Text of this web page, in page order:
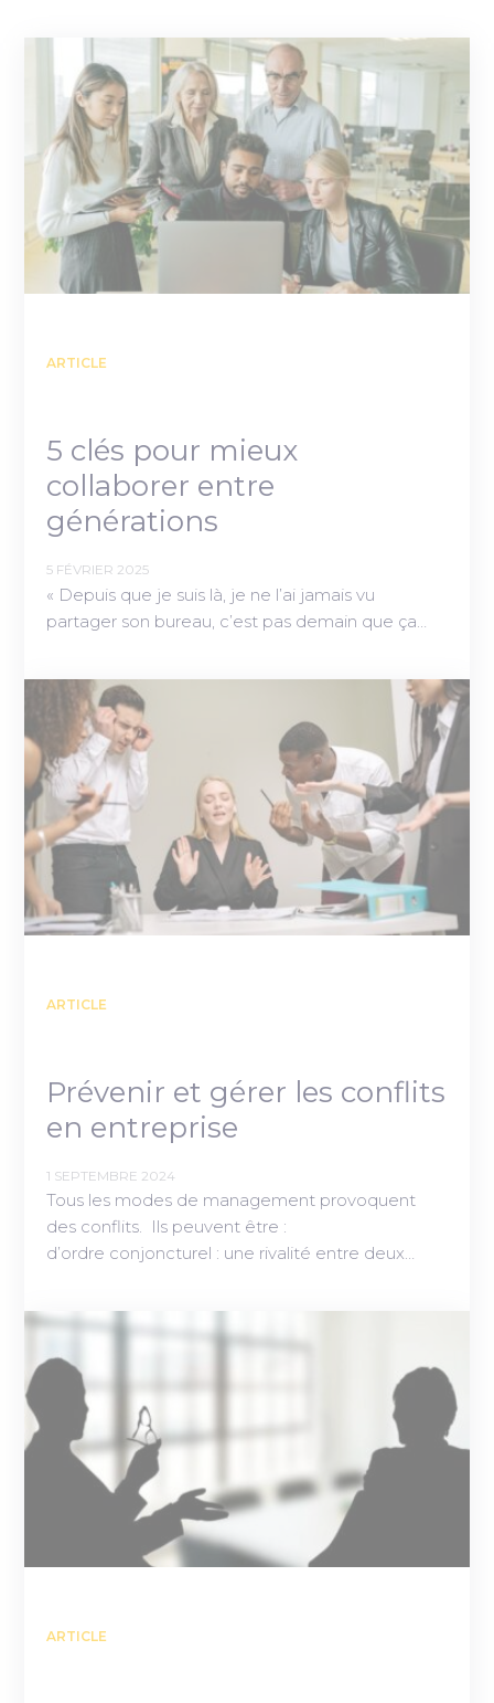
ARTICLE
5 clés pour mieux
collaborer entre
générations
5 FÉVRIER 2025
« Depuis que je suis là, je ne l’ai jamais vu
partager son bureau, c’est pas demain que ça…
ARTICLE
Prévenir et gérer les conflits
en entreprise
1 SEPTEMBRE 2024
Tous les modes de management provoquent
des conflits. Ils peuvent être :
d’ordre conjoncturel : une rivalité entre deux…
ARTICLE